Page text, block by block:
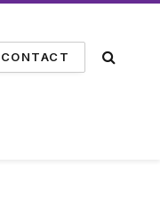
CONTACT